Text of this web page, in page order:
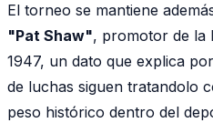
El torneo se mantiene
"Pat Shaw", promotor de la
1947, un dato que explica
de luchas siguen tratandolo
peso histórico dentro del